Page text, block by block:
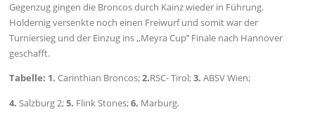
Gegenzug gingen die Broncos durch Kainz wieder in Führung.
Holdernig versenkte noch einen Freiwurf und somit war der
Turniersieg und der Einzug ins ,,Meyra Cup’’ Finale nach Hannover
geschafft.
Tabelle: 1.Carinthian Broncos;2.RSC- Tirol;3.ABSV Wien;
4. Salzburg 2;5. Flink Stones;6. Marburg.